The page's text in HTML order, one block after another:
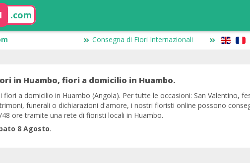
.com
Consegna di Fiori Internazionali
in Huambo, fiori a domicilio in Huambo.
fiori a domicilio in Huambo (Angola). Per tutte le occasioni: San Valentino,
funerali o dichiarazioni d'amore, i nostri fioristi online possono
ore tramite una rete di fioristi locali in Huambo.
8 Agosto.